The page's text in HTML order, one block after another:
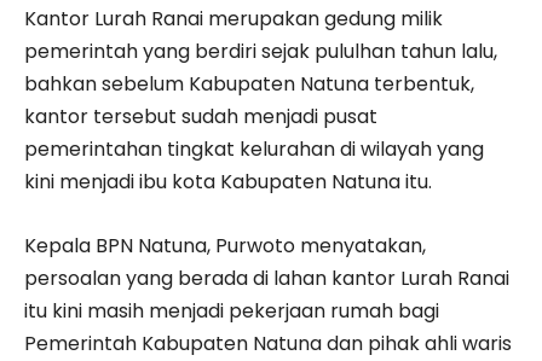
Kantor Lurah Ranai merupakan gedung milik
pemerintah yang berdiri sejak pululhan tahun lalu,
bahkan sebelum Kabupaten Natuna terbentuk,
kantor tersebut sudah menjadi pusat
pemerintahan tingkat kelurahan di wilayah yang
kini menjadi ibu kota Kabupaten Natuna itu.
Kepala BPN Natuna, Purwoto menyatakan,
persoalan yang berada di lahan kantor Lurah Ranai
itu kini masih menjadi pekerjaan rumah bagi
Pemerintah Kabupaten Natuna dan pihak ahli waris